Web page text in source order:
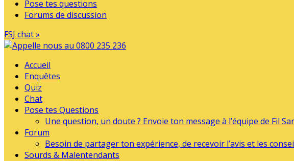
Pose tes questions
Forums de discussion
FSJ chat »
Accueil
Enquêtes
Quiz
Chat
Pose tes Questions
Une question, un doute ? Envoie ton message à l’équipe de Fil
Forum
Besoin de partager ton expérience, de recevoir l’avis et les
Sourds & Malentendants